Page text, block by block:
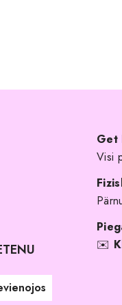
Get
Visi
✉️